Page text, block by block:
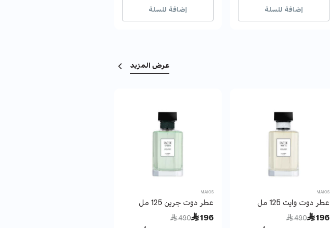
إضافة للسلة إضافة للسلة
عرض المزيد
MAIOS
عطر دوت وايت 125 مل
 196
Price reduced from
 490
to
MAIOS
عطر دوت جرين 125 مل
 196
Price reduced from
 490
to